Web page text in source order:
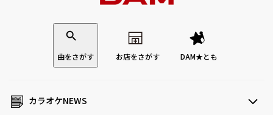
曲をさがす お店をさがす DAM★とも
カラオケNEWS